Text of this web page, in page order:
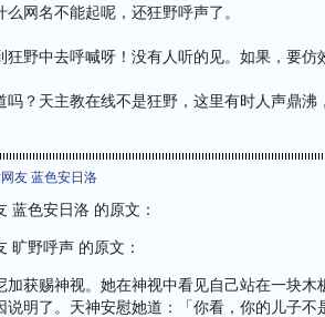
么网名不能起呢，还狂野呼声了。
狂野中去呼喊呀！没有人听的见。如果，要
吗？天主教在线不是狂野，这里有时人声鼎沸
友 蓝色安日洛
蓝色安日洛 的原文：
旷野呼声 的原文：
加获赐神视。她在神视中看见自己站在一块
说明了。天神安慰她道：「你看，你的儿子